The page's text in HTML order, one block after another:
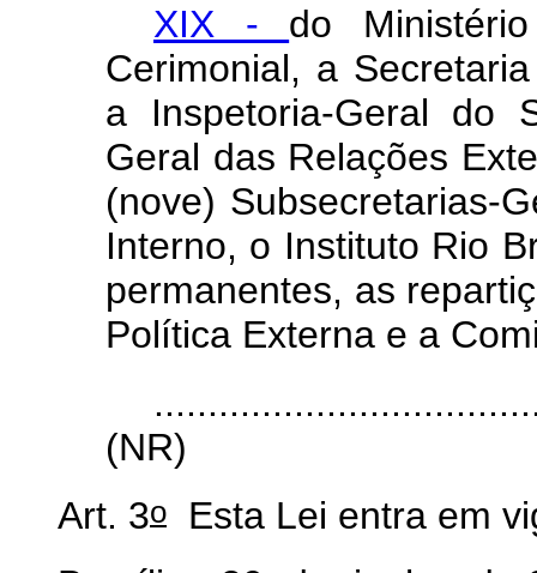
XIX - do
Cerimonial, a
a Inspetoria-Geral do
Geral das Relações
(nove) Subsecretarias-
Interno, o Instituto Rio
permanentes, as
Política Externa e a
(NR)
Art. 3o Esta Lei entra em